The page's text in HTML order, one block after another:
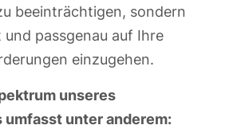
beeinträchtigen, sondern
passgenau auf Ihre
einzugehen.
unseres
unter anderem: